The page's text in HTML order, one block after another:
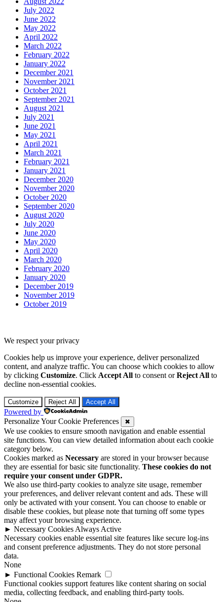
July 2022
June 2022
May 2022
April 2022
March 2022
February 2022
January 2022
December 2021
November 2021
October 2021
September 2021
August 2021
July 2021
June 2021
May 2021
April 2021
March 2021
February 2021
January 2021
December 2020
November 2020
October 2020
September 2020
August 2020
July 2020
June 2020
May 2020
April 2020
March 2020
February 2020
January 2020
December 2019
November 2019
October 2019
We respect your privacy
Cookies help us improve your experience, deliver personalized
content, and analyze traffic. You can choose which cookies to allow
by clicking Customize. Click Accept All to consent orReject All to
decline non-essential cookies.
Customize Reject All Accept All
Powered by
Personalize Your Cookie Preferences
✖
We use cookies to ensure smooth navigation and enable essential
site functions. You can view detailed information about each cookie
category below.
Cookies marked as Necessary are stored in your browser because
they are essential for basic site functionality. These cookies do not
require your consent under GDPR.
We also use third-party cookies to analyze site usage, remember
your preferences, and deliver relevant content and ads. These will
only be activated with your consent. You can choose to enable or
disable these cookies, but please note that turning off some types
may affect your browsing experience.
► Necessary Cookies Always Active
Necessary cookies enable essential site features like secure log-ins
and consent preference adjustments. They do not store personal
data.
None
► Functional Cookies Remark
Functional cookies support features like content sharing on social
media, collecting feedback, and enabling third-party tools.